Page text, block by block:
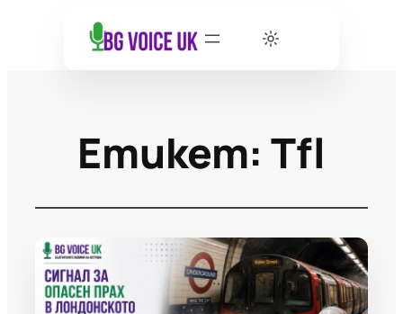
Етикет:Tfl